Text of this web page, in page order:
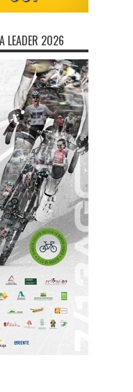
LEADER 2026